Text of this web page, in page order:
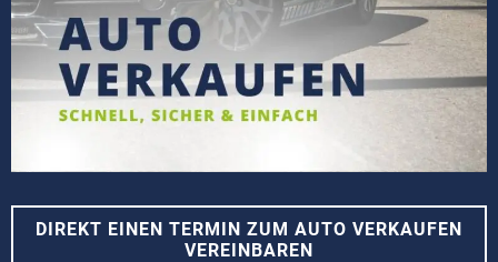
DIREKT EINEN TERMIN ZUM AUTO VERKAUFEN
VEREINBAREN